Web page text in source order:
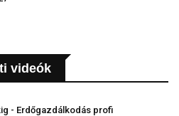
videók
- Erdőgazdálkodás profi